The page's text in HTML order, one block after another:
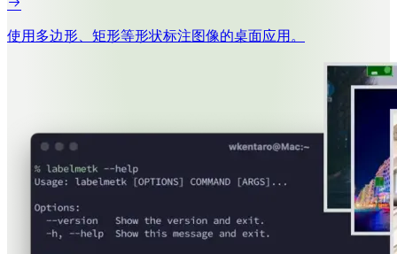
使用多边形、矩形等形状标注图像的桌面应用。